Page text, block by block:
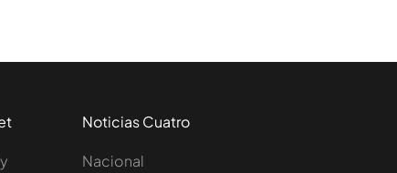
Noticias Cuatro
Nacional